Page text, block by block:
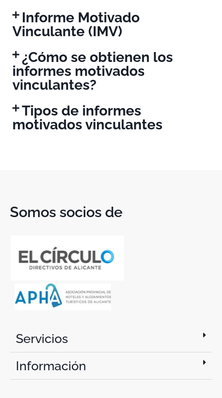
Informe Motivado
Vinculante (IMV)
¿Cómo se obtienen los
informes motivados
vinculantes?
Tipos de informes
motivados vinculantes
Somos socios de
Servicios
Información